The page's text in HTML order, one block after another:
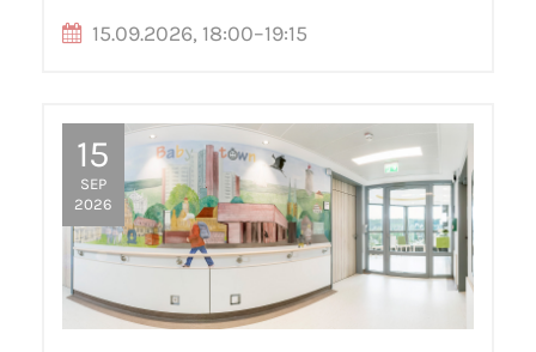
15.09.2026, 18:00–19:15
15
SEP
2026